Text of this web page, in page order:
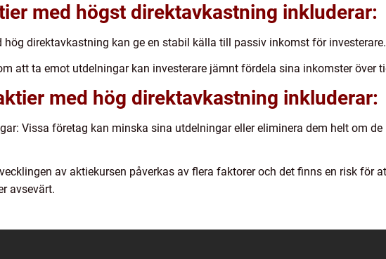
med högst direktavkastning inkluderar:
hög direktavkastning kan ge en stabil källa till passiv inkomst för investerare.
att ta emot utdelningar kan investerare jämnt fördela sina inkomster över
med hög direktavkastning inkluderar:
Vissa företag kan minska sina utdelningar eller eliminera dem helt om
av aktiekursen påverkas av flera faktorer och det finns en risk för
avsevärt.